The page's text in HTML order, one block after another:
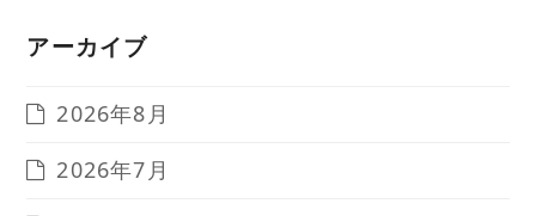
アーカイブ
2026年8月
2026年7月